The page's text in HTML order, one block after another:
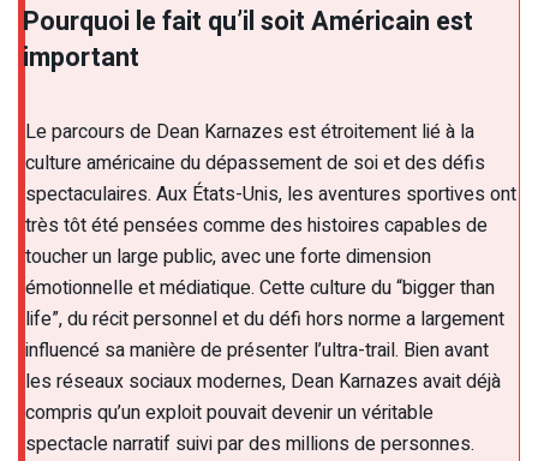
Pourquoi le fait qu’il soit Américain est
important
Le parcours de Dean Karnazes est étroitement lié à la
culture américaine du dépassement de soi et des défis
spectaculaires. Aux États-Unis, les aventures sportives ont
très tôt été pensées comme des histoires capables de
toucher un large public, avec une forte dimension
émotionnelle et médiatique. Cette culture du “bigger than
life”, du récit personnel et du défi hors norme a largement
influencé sa manière de présenter l’ultra-trail. Bien avant
les réseaux sociaux modernes, Dean Karnazes avait déjà
compris qu’un exploit pouvait devenir un véritable
spectacle narratif suivi par des millions de personnes.